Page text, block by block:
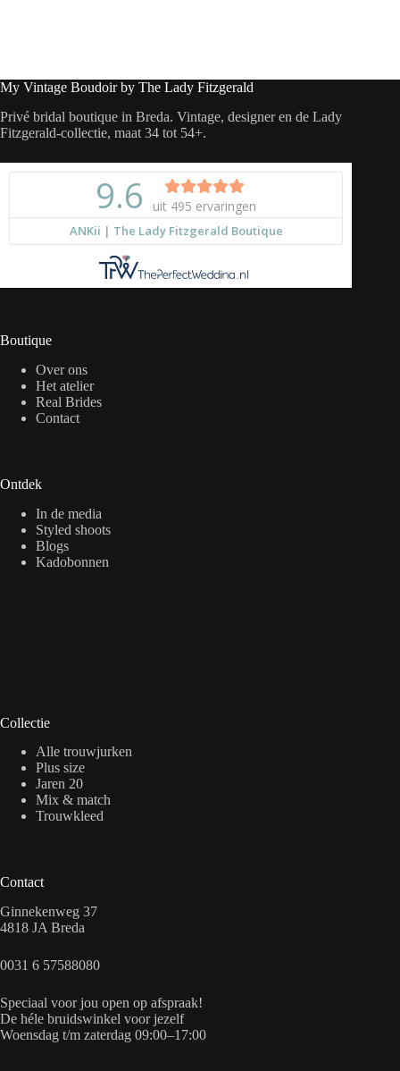
My Vintage Boudoir by The Lady Fitzgerald
Privé bridal boutique in Breda. Vintage, designer en de Lady
Fitzgerald-collectie, maat 34 tot 54+.
Boutique
Over ons
Het atelier
Real Brides
Contact
Ontdek
In de media
Styled shoots
Blogs
Kadobonnen
Collectie
Alle trouwjurken
Plus size
Jaren 20
Mix & match
Trouwkleed
Contact
Ginnekenweg 37
4818 JA Breda
0031 6 57588080
Speciaal voor jou open op afspraak!
De héle bruidswinkel voor jezelf
Woensdag t/m zaterdag 09:00–17:00